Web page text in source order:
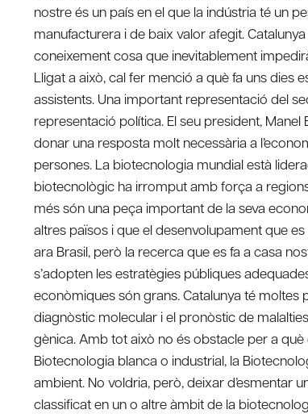
nostre és un país en el que la indústria té un
manufacturera i de baix valor afegit.
coneixement cosa que inevitablement
Lligat a això, cal fer menció a què fa uns dies
assistents. Una important representació del
representació política. El seu president,
donar una resposta molt necessària a
persones. La biotecnologia mundial està
biotecnològic ha irromput amb força a
més són una peça important de la seva
altres països i que el desenvolupament que
ara Brasil, però la recerca que es fa a casa
s’adopten les estratègies públiques
econòmiques són grans. Catalunya té moltes
diagnòstic molecular i el pronòstic de
gènica. Amb tot això no és obstacle per a
Biotecnologia blanca o industrial, la
ambient. No voldria, però, deixar d’esmentar
classificat en un o altre àmbit de la